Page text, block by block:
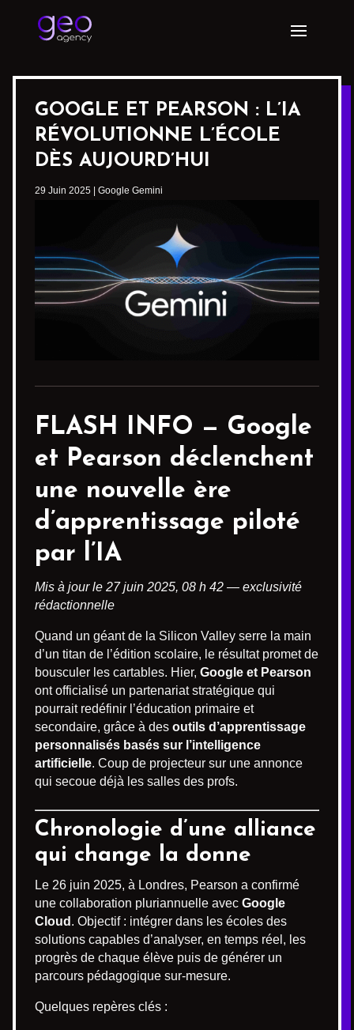
GOOGLE ET PEARSON : L’IA
RÉVOLUTIONNE L’ÉCOLE
DÈS AUJOURD’HUI
29 Juin 2025 Google Gemini
FLASH INFO — Google
et Pearson déclenchent
une nouvelle ère
d’apprentissage piloté
par l’IA
Mis à jour le 27 juin 2025, 08 h 42 — exclusivité
rédactionnelle
Quand un géant de la Silicon Valley serre la main
d’un titan de l’édition scolaire, le résultat promet de
bousculer les cartables. Hier, Google et Pearson
ont officialisé un partenariat stratégique qui
pourrait redéfinir l’éducation primaire et
secondaire, grâce à des outils d’apprentissage
personnalisés basés sur l’intelligence
artificielle. Coup de projecteur sur une annonce
qui secoue déjà les salles des profs.
Chronologie d’une alliance
qui change la donne
Le 26 juin 2025, à Londres, Pearson a confirmé
une collaboration pluriannuelle avec Google
Cloud . Objectif : intégrer dans les écoles des
solutions capables d’analyser, en temps réel, les
progrès de chaque élève puis de générer un
parcours pédagogique sur-mesure.
Quelques repères clés :